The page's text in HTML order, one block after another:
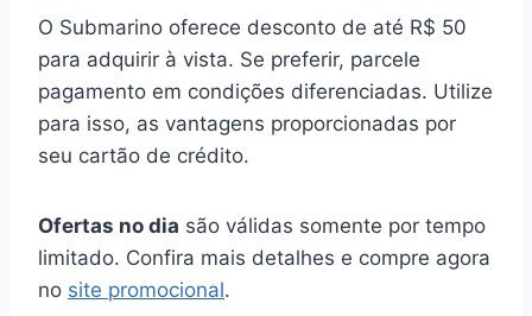
O Submarino oferece desconto de até R$ 50
para adquirir à vista. Se preferir, parcele
pagamento em condições diferenciadas. Utilize
para isso, as vantagens proporcionadas por
seu cartão de crédito.
Ofertas no dia são válidas somente por tempo
limitado. Confira mais detalhes e compre agora
no site promocional.